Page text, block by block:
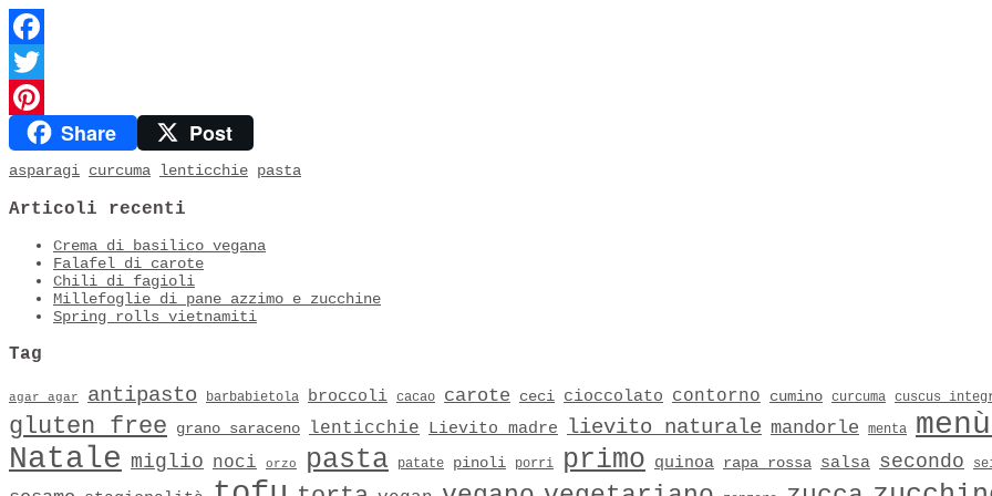
Facebook
Twitter
PinterestShare Post
asparagi curcuma lenticchie pasta
Articoli recenti
Crema di basilico vegana
Falafel di carote
Chili di fagioli
Millefoglie di pane azzimo e zucchine
Spring rolls vietnamiti
Tag
agar agar antipasto barbabietola broccoli cacao carote ceci cioccolato contorno cumino curcuma cuscus
gluten free grano saraceno lenticchie Lievito madre lievito naturale mandorle menta
Natale miglio noci orzo pasta patate pinoli porri primo quinoa rapa rossa salsa secondo